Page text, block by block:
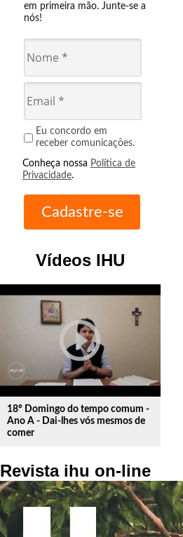
em primeira mão. Junte-se a
nós!
Eu concordo em
receber comunicações.
Conheça nossa Política de
Privacidade.
Vídeos IHU
play_circle_outline
18º Domingo do tempo comum -
Ano A - Dai-lhes vós mesmos de
comer
Revista ihu on-line